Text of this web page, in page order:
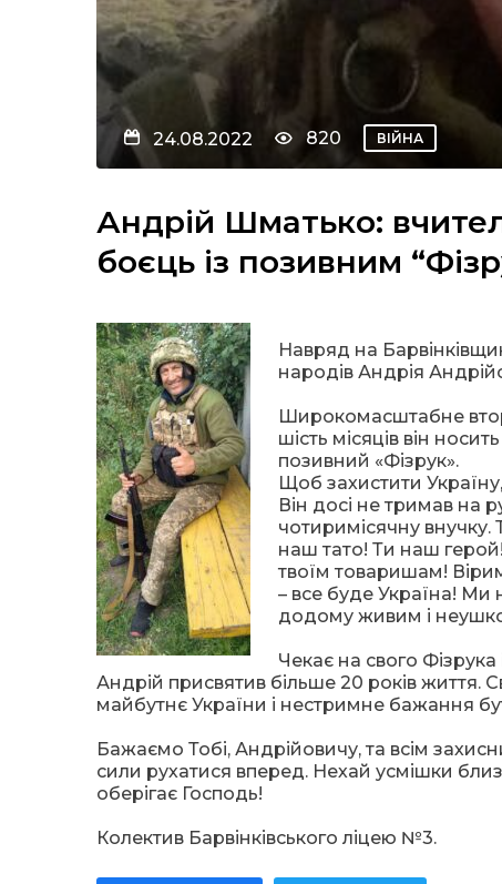
24.08.2022 820 ВІЙНА
Андрій Шматько:
боєць із позивним
Навряд на
народів Андрія
Широкомасштабне
шість місяців він
позивний «Фізрук».
Щоб захистити
Він досі не тримав на
чотиримісячну внучку.
наш тато! Ти наш
твоїм товаришам!
– все буде Україна! Ми
додому живим і
Чекає на свого
Андрій присвятив більше 20 років життя.
майбутнє України і нестримне бажання
Бажаємо Тобі, Андрійовичу, та всім
сили рухатися вперед. Нехай усмішки
оберігає Господь!
Колектив Барвінківського ліцею №3.